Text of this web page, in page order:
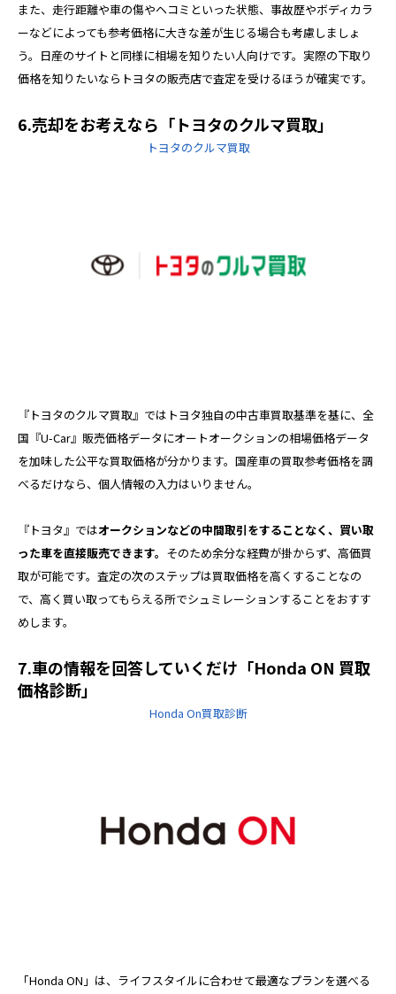
また、走行距離や車の傷やヘコミといった状態、事故歴やボディカラ
ーなどによっても参考価格に大きな差が生じる場合も考慮しましょ
う。日産のサイトと同様に相場を知りたい人向けです。実際の下取り
価格を知りたいならトヨタの販売店で査定を受けるほうが確実です。
6.売却をお考えなら「トヨタのクルマ買取」
トヨタのクルマ買取
『トヨタのクルマ買取』ではトヨタ独自の中古車買取基準を基に、全
国『U-Car』販売価格データにオートオークションの相場価格データ
を加味した公平な買取価格が分かります。国産車の買取参考価格を調
べるだけなら、個人情報の入力はいりません。
『トヨタ』ではオークションなどの中間取引をすることなく、買い取
った車を直接販売できます。 そのため余分な経費が掛からず、高価買
取が可能です。査定の次のステップは買取価格を高くすることなの
で、高く買い取ってもらえる所でシュミレーションすることをおすす
めします。
7.車の情報を回答していくだけ「Honda ON 買取
価格診断」
Honda On買取診断
「Honda ON」は、ライフスタイルに合わせて最適なプランを選べる